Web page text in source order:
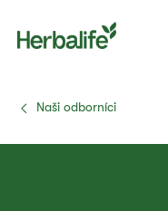
Naši odborníci